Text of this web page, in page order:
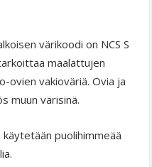
värikoodi on NCS S
maalattujen
ovien vakioväriä. Ovia ja
muun värisinä.
puolihimmeää